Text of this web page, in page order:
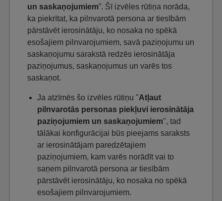
un saskaņojumiem”. Šī izvēles rūtiņa norāda,
ka piekrītat, ka pilnvarotā persona ar tiesībām
pārstāvēt ierosinātāju, ko nosaka no spēkā
esošajiem pilnvarojumiem, savā paziņojumu un
saskaņojumu sarakstā redzēs ierosinātāja
paziņojumus, saskaņojumus un varēs tos
saskaņot.
Ja atzīmēs šo izvēles rūtiņu "Atļaut
pilnvarotās personas piekļuvi ierosinātāja
paziņojumiem un saskaņojumiem", tad
tālākai konfigurācijai būs pieejams saraksts
ar ierosinātājam paredzētajiem
paziņojumiem, kam varēs norādīt vai to
saņem pilnvarotā persona ar tiesībām
pārstāvēt ierosinātāju, ko nosaka no spēkā
esošajiem pilnvarojumiem.